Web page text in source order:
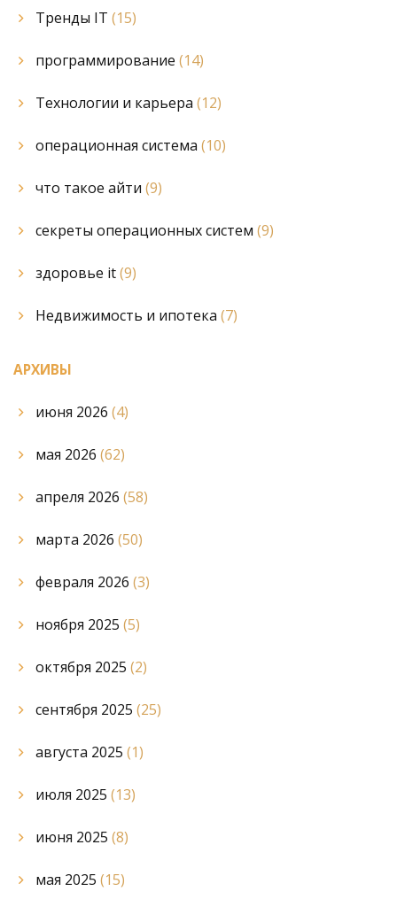
Тренды IT (15)
программирование (14)
Технологии и карьера (12)
операционная система (10)
что такое айти (9)
секреты операционных систем (9)
здоровье it(9)
Недвижимость и ипотека (7)
АРХИВЫ
июня 2026 (4)
мая 2026 (62)
апреля 2026 (58)
марта 2026 (50)
февраля 2026 (3)
ноября 2025 (5)
октября 2025 (2)
сентября 2025 (25)
августа 2025 (1)
июля 2025 (13)
июня 2025 (8)
мая 2025 (15)